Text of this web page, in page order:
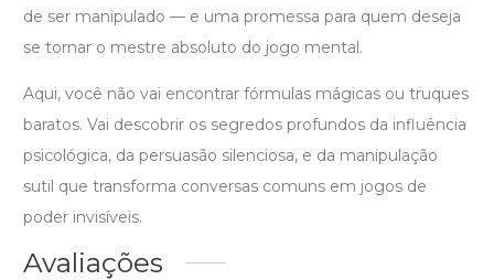
de ser manipulado — e uma promessa para quem deseja
se tornar o mestre absoluto do jogo mental.
Aqui, você não vai encontrar fórmulas mágicas ou truques
baratos. Vai descobrir os segredos profundos da influência
psicológica, da persuasão silenciosa, e da manipulação
sutil que transforma conversas comuns em jogos de
poder invisíveis.
Avaliações